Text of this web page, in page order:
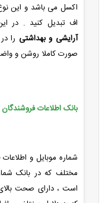
اکسل می باشد و این
اف تبدیل کنید . در
آرایشی و بهداشتی را
صورت کاملا روشن و
بانک اطلاعات
شماره موبایل و اطلاعات
مختلف که در بانک